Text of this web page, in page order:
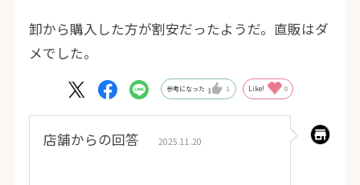
卸から購入した方が割安だったようだ。直販はダ
メでした。
参考になった 1 Like! 0
店舗からの回答 2025.11.20